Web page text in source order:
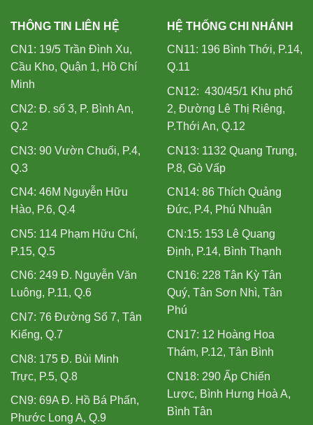
THÔNG TIN LIÊN HỆ
CN1: 19/5 Trần Đình Xu,
Cầu Kho, Quận 1, Hồ Chí
Minh
CN2: Đ. số 3, P. Bình An,
Q.2
CN3: 90 Vườn Chuối, P.4,
Q.3
CN4: 46M Nguyễn Hữu
Hào, P.6, Q.4
CN5: 114 Phạm Hữu Chí,
P.15, Q.5
CN6: 249 Đ. Nguyễn Văn
Luông, P.11, Q.6
CN7: 76 Đường Số 7, Tân
Kiểng, Q.7
CN8: 175 Đ. Bùi Minh
Trực, P.5, Q.8
CN9: 69A Đ. Hồ Bá Phấn,
Phước Long A, Q.9
HỆ THỐNG CHI NHÁNH
CN11: 196 Bình Thới, P.14,
Q.11
CN12: 430/45/1 Khu phố
2, Đường Lê Thị Riêng,
P.Thới An, Q.12
CN13: 1132 Quang Trung,
P.8, Gò Vấp
CN14: 86 Thích Quảng
Đức, P.4, Phú Nhuận
CN:15: 153 Lê Quang
Định, P.14, Bình Thạnh
CN16: 228 Tân Kỳ Tân
Quý, Tân Sơn Nhì, Tân
Phú
CN17: 12 Hoàng Hoa
Thám, P.12, Tân Bình
CN18: 290 Ấp Chiến
Lược, Bình Hưng Hoà A,
Bình Tân